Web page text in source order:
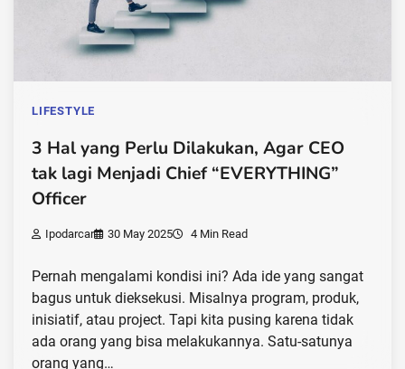
LIFESTYLE
3 Hal yang Perlu Dilakukan, Agar CEO
tak lagi Menjadi Chief “EVERYTHING”
Officer
Ipodarcar 30 May 2025 4 Min Read
Pernah mengalami kondisi ini? Ada ide yang sangat
bagus untuk dieksekusi. Misalnya program, produk,
inisiatif, atau project. Tapi kita pusing karena tidak
ada orang yang bisa melakukannya. Satu-satunya
orang yang…